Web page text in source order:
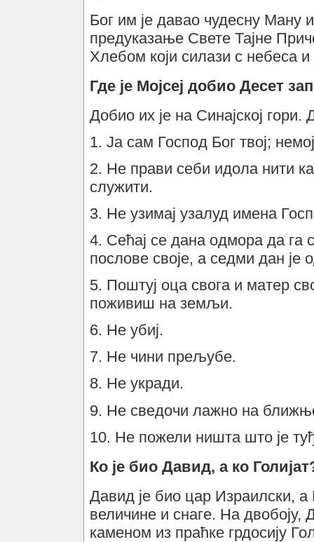
Бог им је давао чудесну Ману
предуказање Свете Тајне
Хлебом који силази с небеса и
Где је Мојсеј добио Десет
Добио их је на Синајској гори.
1. Ја сам Господ Бог твој;
2. Не прави себи идола нити
служити.
3. Не узимај узалуд имена
4. Сећај се дана одмора да га
послове своје, а седми дан је
5. Поштуј оца свога и матер
поживиш на земљи.
6. Не убиј.
7. Не чини прељубе.
8. Не укради.
9. Не сведочи лажно на
10. Не пожели ништа што је
Ко је био Давид, а ко
Давид је био цар Израилски, а
величине и снаге. На двобоју,
каменом из праћке грдосију